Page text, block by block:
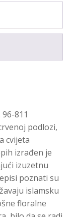
811
podlozi,
cvijeta
izrađen je
izuzetnu
poznati su
islamsku
floralne